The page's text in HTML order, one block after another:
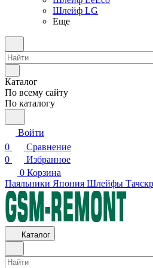
Шлейф LG
Еще
Каталог
По всему сайту
По каталогу
Войти
0
Сравнение
0
Избранное
0 Корзина
Паяльники Япония Шлейфы
Каталог